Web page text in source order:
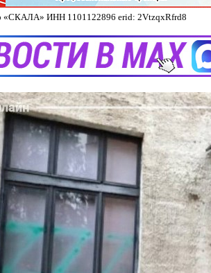
«СКАЛА» ИНН 1101122896 erid: 2VtzqxRfrd8